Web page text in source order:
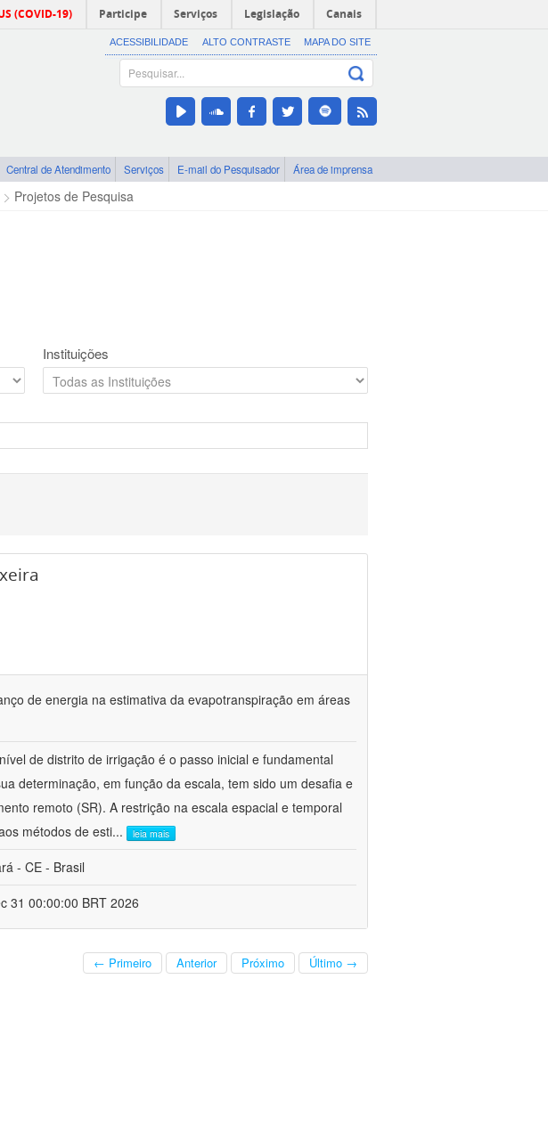
(COVID-19) Participe Serviços Legislação Canais
ACESSIBILIDADE ALTO CONTRASTE MAPA DO SITE
Central de Atendimento Serviços E-mail do Pesquisador Área de imprensa
Projetos de Pesquisa
Instituições
de energia na estimativa da evapotranspiração em áreas
de distrito de irrigação é o passo inicial e fundamental
determinação, em função da escala, tem sido um desafia e
remoto (SR). A restrição na escala espacial e temporal
métodos de esti... leia mais
- CE - Brasil
31 00:00:00 BRT 2026
← Primeiro Anterior Próximo Último →